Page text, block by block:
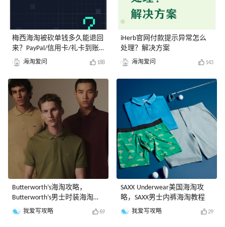
梅西海淘被砍单钱多久能退回
来？PayPal/信用卡/礼卡到账
时间海淘爱问 188
Butterworth’s海淘攻略，
Butterworth’s男士时装海淘教
程
我爱写攻略 69
iHerb官网付款提示异常怎么
处理？解决方案
海淘爱问 143
SAXX Underwear美国海淘攻
略，SAXX男士内裤海淘教程
我爱写攻略 29